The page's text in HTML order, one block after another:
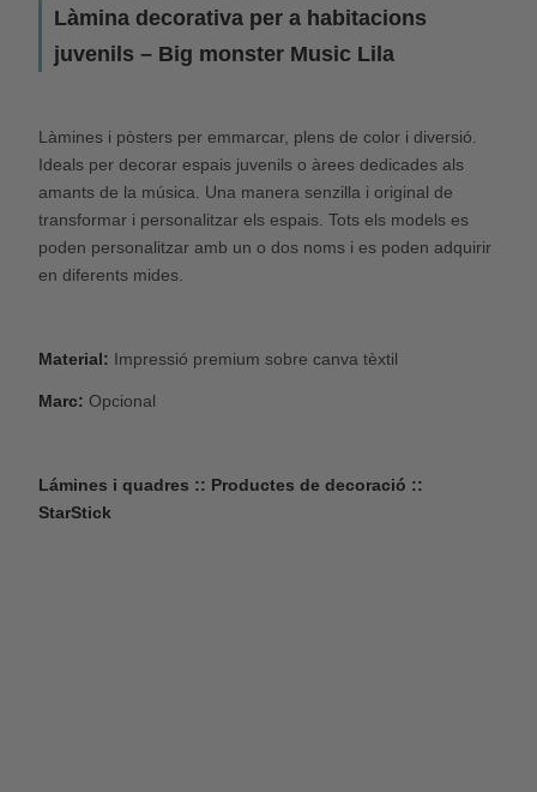
Làmina decorativa per a habitacions
juvenils – Big monster Music Lila
Làmines i pòsters per emmarcar, plens de color i diversió.
Ideals per decorar espais juvenils o àrees dedicades als
amants de la música. Una manera senzilla i original de
transformar i personalitzar els espais. Tots els models es
poden personalitzar amb un o dos noms i es poden adquirir
en diferents mides.
Material: Impressió premium sobre canva tèxtil
Marc: Opcional
Lámines i quadres :: Productes de decoració ::
StarStick